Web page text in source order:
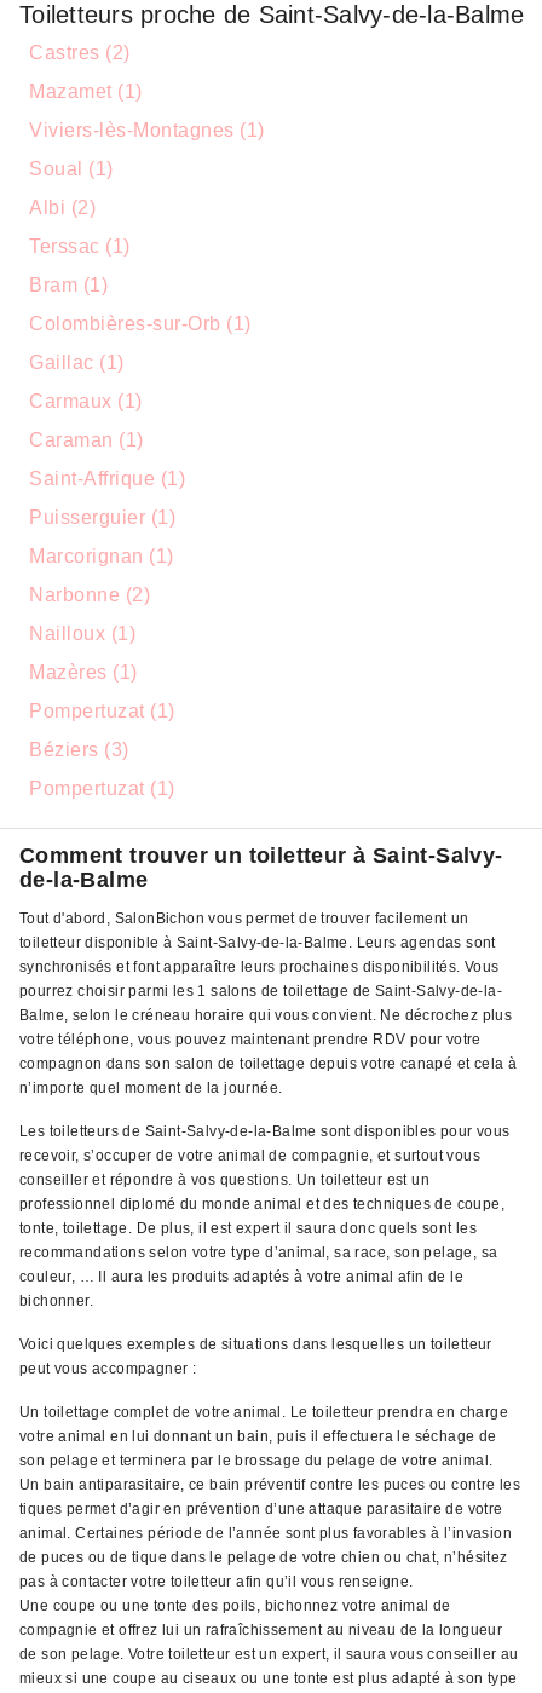
Toiletteurs proche de Saint-Salvy-de-la-Balme
Castres (2)
Mazamet (1)
Viviers-lès-Montagnes (1)
Soual (1)
Albi (2)
Terssac (1)
Bram (1)
Colombières-sur-Orb (1)
Gaillac (1)
Carmaux (1)
Caraman (1)
Saint-Affrique (1)
Puisserguier (1)
Marcorignan (1)
Narbonne (2)
Nailloux (1)
Mazères (1)
Pompertuzat (1)
Béziers (3)
Pompertuzat (1)
Comment trouver un toiletteur à Saint-Salvy-
de-la-Balme
Tout d'abord, SalonBichon vous permet de trouver facilement un
toiletteur disponible à Saint-Salvy-de-la-Balme. Leurs agendas sont
synchronisés et font apparaître leurs prochaines disponibilités. Vous
pourrez choisir parmi les 1 salons de toilettage de Saint-Salvy-de-la-
Balme, selon le créneau horaire qui vous convient. Ne décrochez plus
votre téléphone, vous pouvez maintenant prendre RDV pour votre
compagnon dans son salon de toilettage depuis votre canapé et cela à
n’importe quel moment de la journée.
Les toiletteurs de Saint-Salvy-de-la-Balme sont disponibles pour vous
recevoir, s’occuper de votre animal de compagnie, et surtout vous
conseiller et répondre à vos questions. Un toiletteur est un
professionnel diplomé du monde animal et des techniques de coupe,
tonte, toilettage. De plus, il est expert il saura donc quels sont les
recommandations selon votre type d’animal, sa race, son pelage, sa
couleur, … Il aura les produits adaptés à votre animal afin de le
bichonner.
Voici quelques exemples de situations dans lesquelles un toiletteur
peut vous accompagner :
Un toilettage complet de votre animal. Le toiletteur prendra en charge
votre animal en lui donnant un bain, puis il effectuera le séchage de
son pelage et terminera par le brossage du pelage de votre animal.
Un bain antiparasitaire, ce bain préventif contre les puces ou contre les
tiques permet d’agir en prévention d’une attaque parasitaire de votre
animal. Certaines période de l’année sont plus favorables à l’invasion
de puces ou de tique dans le pelage de votre chien ou chat, n’hésitez
pas à contacter votre toiletteur afin qu’il vous renseigne.
Une coupe ou une tonte des poils, bichonnez votre animal de
compagnie et offrez lui un rafraîchissement au niveau de la longueur
de son pelage. Votre toiletteur est un expert, il saura vous conseiller au
mieux si une coupe au ciseaux ou une tonte est plus adapté à son type